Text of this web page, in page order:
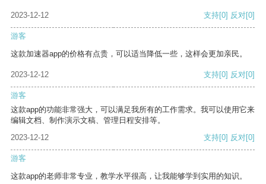
2023-12-12 支持[0] 反对[0]
游客
这款加速器app的价格有点贵，可以适当降低一些，这样会更加亲民。
2023-12-12 支持[0] 反对[0]
游客
这款app的功能非常强大，可以满足我所有的工作需求。我可以使用它来
编辑文档、制作演示文稿、管理日程安排等。
2023-12-12
支持[0] 反对[0]
游客
这款app的老师非常专业，教学水平很高，让我能够学到实用的知识。